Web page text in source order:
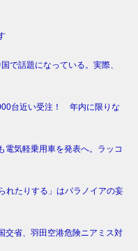
で話題になっている。実際、
台近い受注！ 年内に限りな
電気軽乗用車を発表へ。ラッコ
れたりする」はパラノイアの妄
交省、羽田空港危険ニアミス対